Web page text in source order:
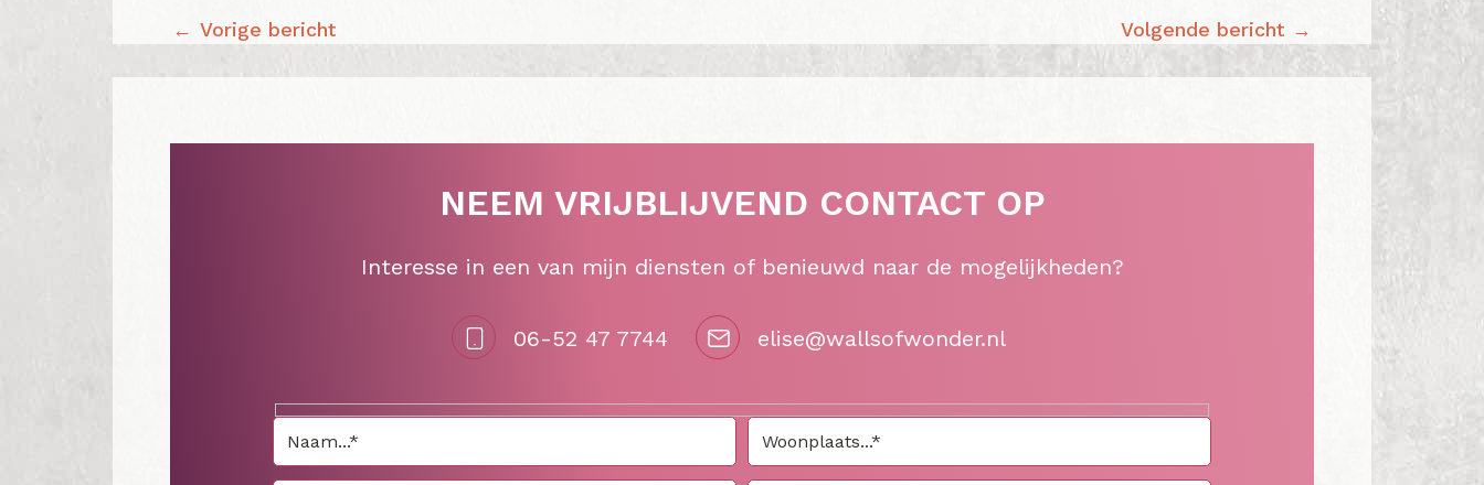
BERICHT
NAVIGATIE
Vorige bericht Volgende bericht
NEEM VRIJBLIJVEND CONTACT OP
Interesse in een van mijn diensten of benieuwd naar de mogelijkheden?
06-52 47 7744 elise@wallsofwonder.nl